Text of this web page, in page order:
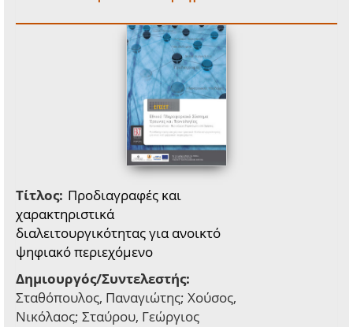
Τίτλος: Προδιαγραφές και
χαρακτηριστικά
διαλειτουργικότητας για ανοικτό
ψηφιακό περιεχόμενο
Δημιουργός/Συντελεστής:
Σταθόπουλος, Παναγιώτης; Χούσος,
Νικόλαος; Σταύρου, Γεώργιος